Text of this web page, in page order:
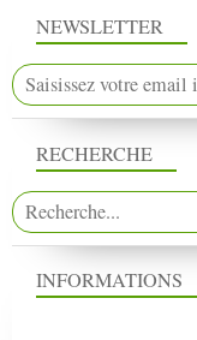
NEWSLETTER
RECHERCHE
INFORMATIONS